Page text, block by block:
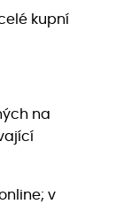
kupní
na
v